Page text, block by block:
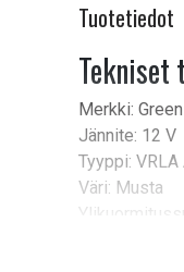
Tuotetiedot
Tekniset
Merkki:
Jännite: 12 V
Tyyppi: VRLA
Väri: Musta